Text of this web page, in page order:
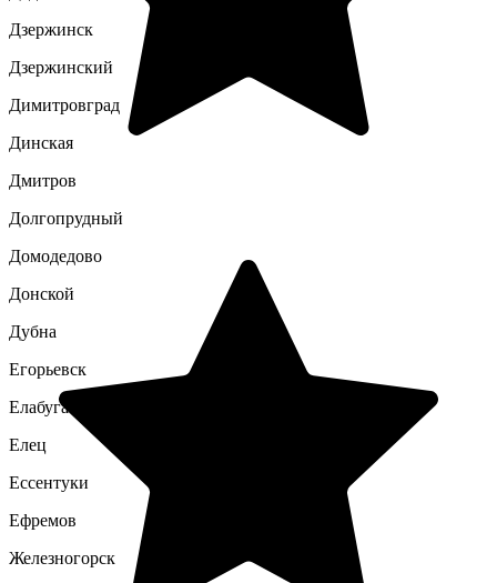
Дзержинск
Дзержинский
Димитровград
Динская
Дмитров
Долгопрудный
Домодедово
Донской
Дубна
Егорьевск
Елабуга
Елец
Ессентуки
Ефремов
Железногорск